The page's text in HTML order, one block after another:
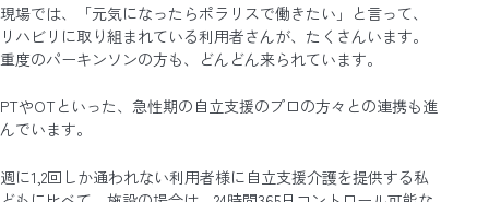
現場では、「元気になったらポラリスで働きたい」と言って、
リハビリに取り組まれている利用者さんが、たくさんいます。
重度のパーキンソンの方も、どんどん来られています。
PTやOTといった、急性期の自立支援のプロの方々との連携も進
んでいます。
週に1,2回しか通われない利用者様に自立支援介護を提供する私